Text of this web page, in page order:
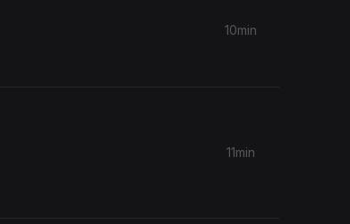
10min
11min